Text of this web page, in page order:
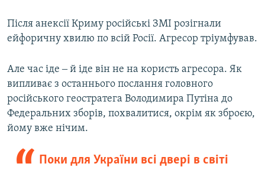
Після анексії Криму російські ЗМІ розігнали
ейфоричну хвилю по всій Росії. Агресор тріумфував.
Але час іде ‒ й іде він не на користь агресора. Як
випливає з останнього послання головного
російського геостратега Володимира Путіна до
Федеральних зборів, похвалитися, окрім як зброєю,
йому вже нічим.
Поки для України всі двері в світі